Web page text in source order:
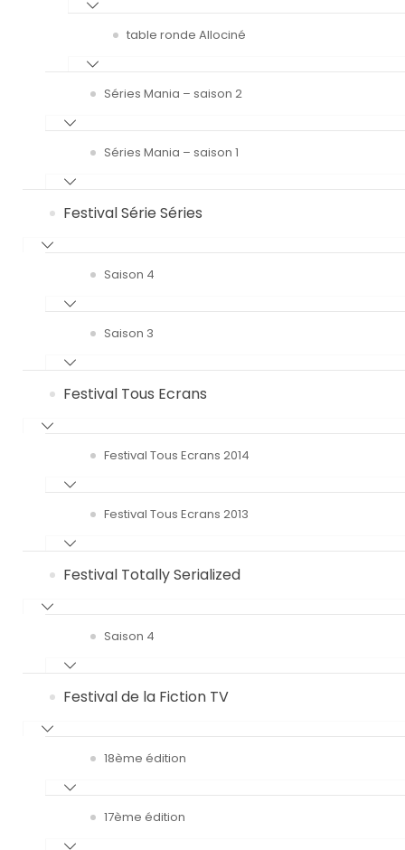
table ronde Allociné
Séries Mania – saison 2
Séries Mania – saison 1
Festival Série Séries
Saison 4
Saison 3
Festival Tous Ecrans
Festival Tous Ecrans 2014
Festival Tous Ecrans 2013
Festival Totally Serialized
Saison 4
Festival de la Fiction TV
18ème édition
17ème édition